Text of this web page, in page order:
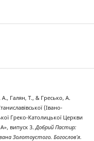
Галян, Т., & Гресько, А.
(Івано-
Греко-Католицької Церкви
випуск 3. Добрий Пастир:
Золотоустого. Богослов’я.